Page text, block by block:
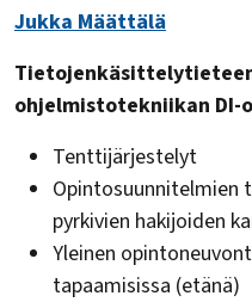
Jukka Määttälä
ohjelmistotekniikan DI-
Tenttijärjestelyt
Opintosuunnitelmien
pyrkivien hakijoiden
Yleinen
tapaamisissa (etänä)